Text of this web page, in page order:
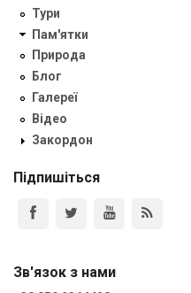
Тури
Пам'ятки
Природа
Блог
Галереї
Відео
Закордон
Підпишіться
Зв'язок з нами